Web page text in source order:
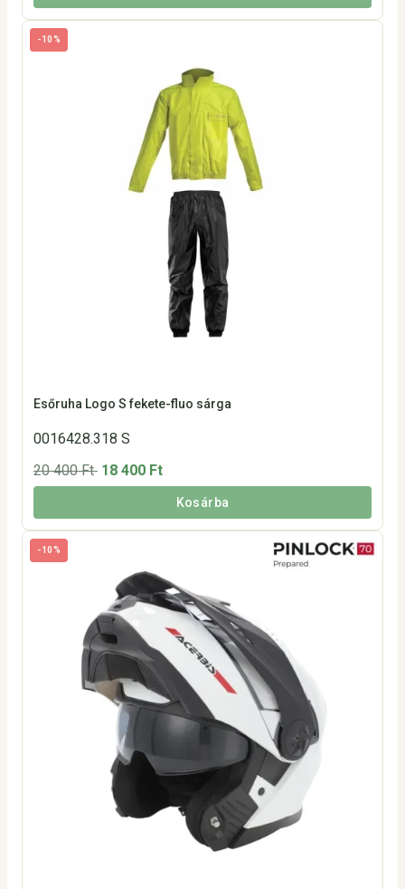
-10%
Esőruha Logo S fekete-fluo sárga
0016428.318 S
20 400 Ft 18 400 Ft
Kosárba
-10%